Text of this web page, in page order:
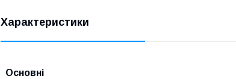
Характеристики
Основні